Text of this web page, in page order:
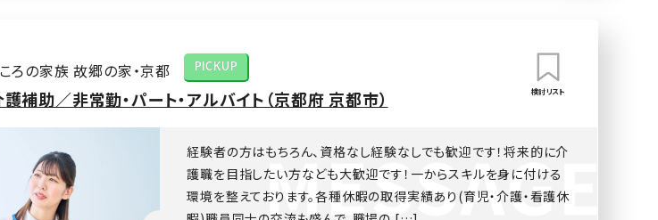
ろの家族 故郷の家・京都 PICKUP
補助／非常勤・パート・アルバイト（京都府 京都市） 検討リスト
経験者の方はもちろん、資格なし経験なしでも歓迎です！将来的に介
護職を目指したい方なども大歓迎です！一からスキルを身に付ける
環境を整えております。各種休暇の取得実績あり(育児・介護・看護休